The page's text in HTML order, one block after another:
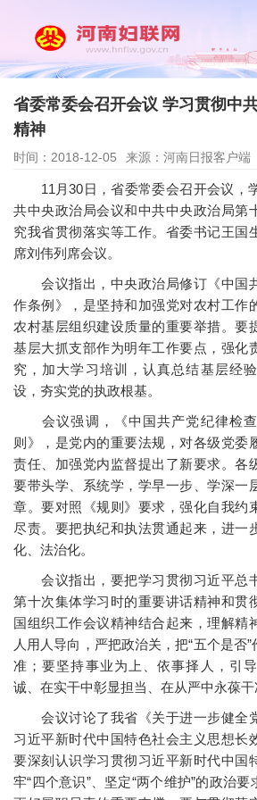
省委常委会召开会议 学习贯彻中
精神
时间：2018-12-05 来源：河南日报客户端
11月30日，省委常委会召开会议，
共中央政治局会议和中共中央政治局第
究我省贯彻落实等工作。省委书记王国
席刘伟列席会议。
会议指出，中央政治局修订《中国
作条例》，是坚持和加强党对农村工作
农村基层组织建设质量的重要举措。要
基层大抓支部作为明年工作要点，强化
究，加大学习培训，认真总结基层经
设，夯实党的执政根基。
会议强调，《中国共产党纪律检查
则》，是党内的重要法规，对各级党委
责任、加强党内监督提出了新要求。各
要带头学、系统学，学早一步、学深一
章。要对照《规则》要求，强化自我约
尽责。要把执纪和执法贯通起来，进一
化、法治化。
会议指出，要把学习贯彻习近平总
第十次集体学习时的重要讲话精神和贯
国组织工作会议精神结合起来，理解精
人用人导向，严把政治关，把“五个是否
准；要坚持事业为上、依事择人，引
诚、在实干中彰显担当、在从严中永葆干
会议讨论了我省《关于进一步健全
习近平新时代中国特色社会主义思想长
要深刻认识学习贯彻习近平新时代中国
牢“四个意识”、坚定“两个维护”的政治要